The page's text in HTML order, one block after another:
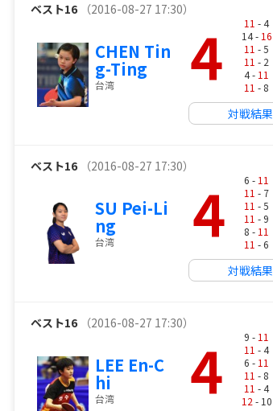
ベスト16 （2016-08-27 17:30）
CHEN Tin
g-Ting
台湾 4 11 - 4
14 - 16
11 - 5
11 - 2
4 - 11
11 - 8
対戦結果
ベスト16 （2016-08-27 17:30）
SU Pei-Li
ng
台湾 4 6 - 11
11 - 7
11 - 5
11 - 9
8 - 11
11 - 6
対戦結果
ベスト16 （2016-08-27 17:30）
LEE En-C
hi
台湾 4 9 - 11
11 - 4
6 - 11
11 - 8
11 - 4
12 - 10